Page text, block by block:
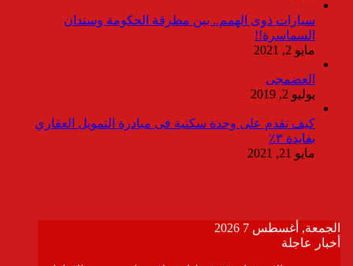
سيارات ذوى الهمم.. بين مطرقة الحكومة وسندان
السماسرة!!
مايو 2, 2021
العضمجى
يوليو 2, 2019
كيف تقدم على وحدة سكنية فى مبادرة التمويل العقاري
بفايدة ٣٪
مايو 21, 2021